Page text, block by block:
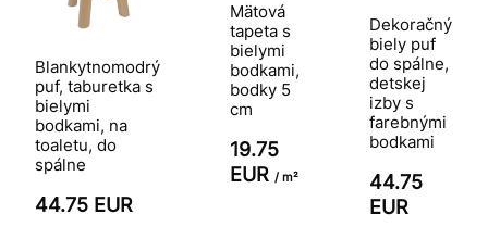
Blankytnomodrý
puf, taburetka s
bielymi
bodkami, na
toaletu, do
spálne
44.75 EUR
Mätová
tapeta s
bielymi
bodkami,
bodky 5
cm
19.75
EUR / m²
Dekoračný
biely puf
do spálne,
detskej
izby s
farebnými
bodkami
44.75
EUR